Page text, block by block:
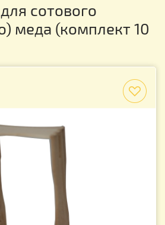
сотового
меда (комплект 10